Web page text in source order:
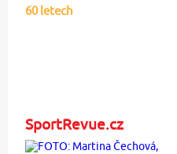
60 letech
SportRevue.cz